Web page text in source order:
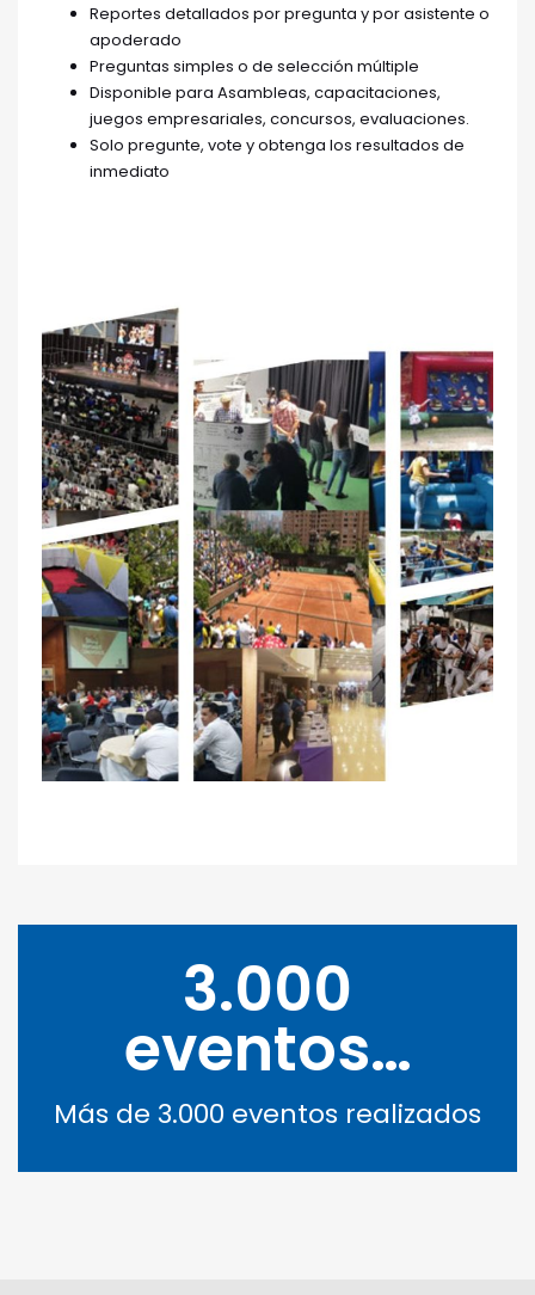
Reportes detallados por pregunta y por asistente o
apoderado
Preguntas simples o de selección múltiple
Disponible para Asambleas, capacitaciones,
juegos empresariales, concursos, evaluaciones.
Solo pregunte, vote y obtenga los resultados de
inmediato
3.000
eventos…
Más de 3.000 eventos realizados